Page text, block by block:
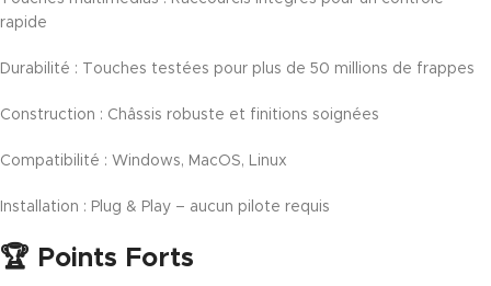
rapide
Durabilité : Touches testées pour plus de 50 millions de frappes
Construction : Châssis robuste et finitions soignées
Compatibilité : Windows, MacOS, Linux
Installation : Plug & Play – aucun pilote requis
🏆 Points Forts